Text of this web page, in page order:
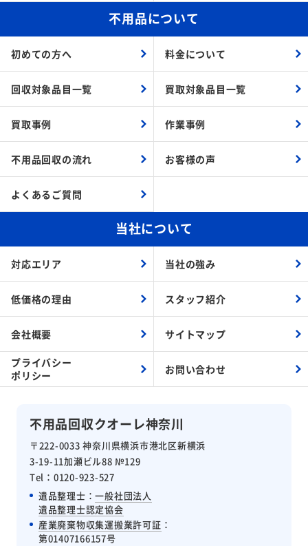
不用品回収クオーレ神奈川
〒222-0033 神奈川県横浜市港北区新横浜
3-19-11加瀬ビル88 №129
Tel：0120-923-527
遺品整理士：一般社団法人
遺品整理士認定協会
産業廃棄物収集運搬業許可証 ：
第01407166157号
不用品について
初めての方へ 料金について
回収対象品目一覧 買取対象品目一覧
買取事例 作業事例
不用品回収の流れ お客様の声
よくあるご質問
当社について
対応エリア 当社の強み
低価格の理由 スタッフ紹介
会社概要 サイトマップ
プライバシー
ポリシー
お問い合わせ